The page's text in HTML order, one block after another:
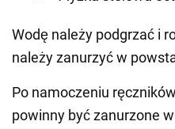
Wodę należy podgrzać i
należy zanurzyć w
Po namoczeniu
powinny być zanurzone